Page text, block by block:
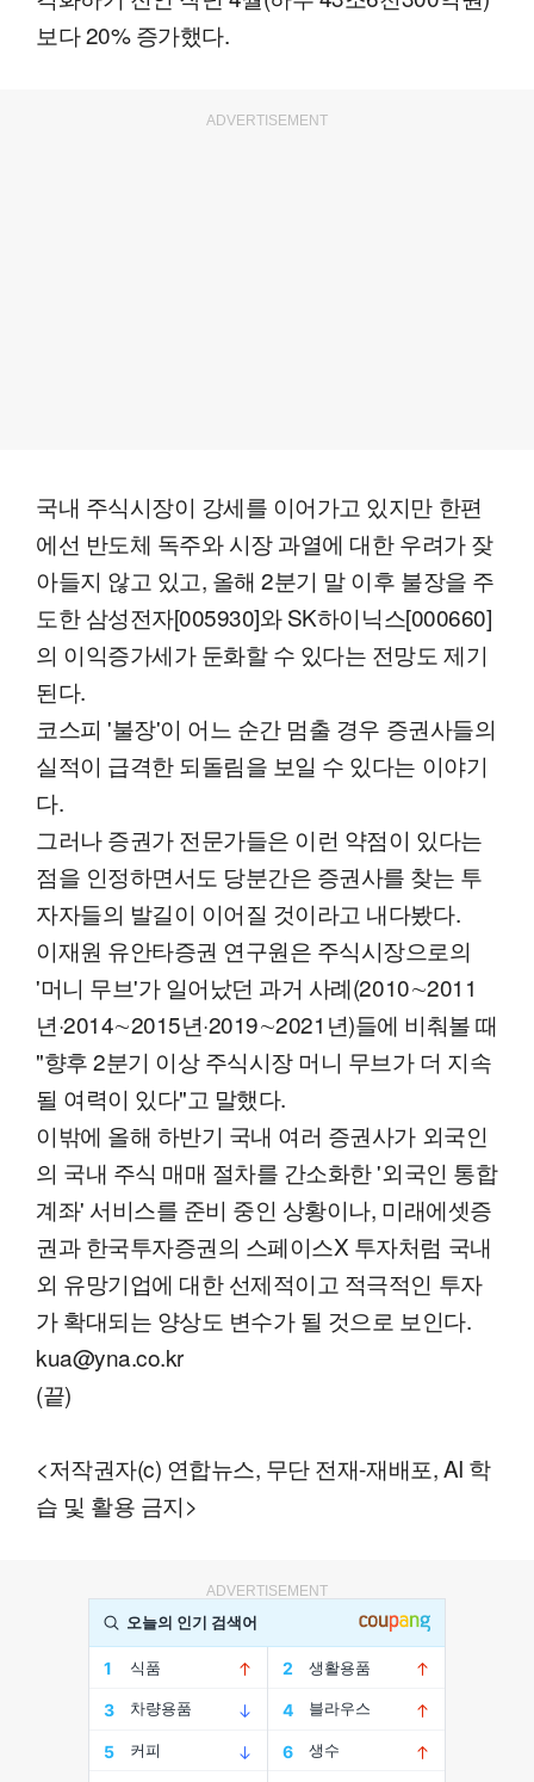
보다 20% 증가했다.
ADVERTISEMENT
국내 주식시장이 강세를 이어가고 있지만 한편
에선 반도체 독주와 시장 과열에 대한 우려가 잦
아들지 않고 있고, 올해 2분기 말 이후 불장을 주
도한 삼성전자[005930]와 SK하이닉스[000660]
의 이익증가세가 둔화할 수 있다는 전망도 제기
된다.
코스피 '불장'이 어느 순간 멈출 경우 증권사들의
실적이 급격한 되돌림을 보일 수 있다는 이야기
다.
그러나 증권가 전문가들은 이런 약점이 있다는
점을 인정하면서도 당분간은 증권사를 찾는 투
자자들의 발길이 이어질 것이라고 내다봤다.
이재원 유안타증권 연구원은 주식시장으로의
'머니 무브'가 일어났던 과거 사례(2010∼2011
년·2014∼2015년·2019∼2021년)들에 비춰볼 때
"향후 2분기 이상 주식시장 머니 무브가 더 지속
될 여력이 있다"고 말했다.
이밖에 올해 하반기 국내 여러 증권사가 외국인
의 국내 주식 매매 절차를 간소화한 '외국인 통합
계좌' 서비스를 준비 중인 상황이나, 미래에셋증
권과 한국투자증권의 스페이스X 투자처럼 국내
외 유망기업에 대한 선제적이고 적극적인 투자
가 확대되는 양상도 변수가 될 것으로 보인다.
kua@yna.co.kr
(끝)
<저작권자(c) 연합뉴스, 무단 전재-재배포, AI 학
습 및 활용 금지>
ADVERTISEMENT